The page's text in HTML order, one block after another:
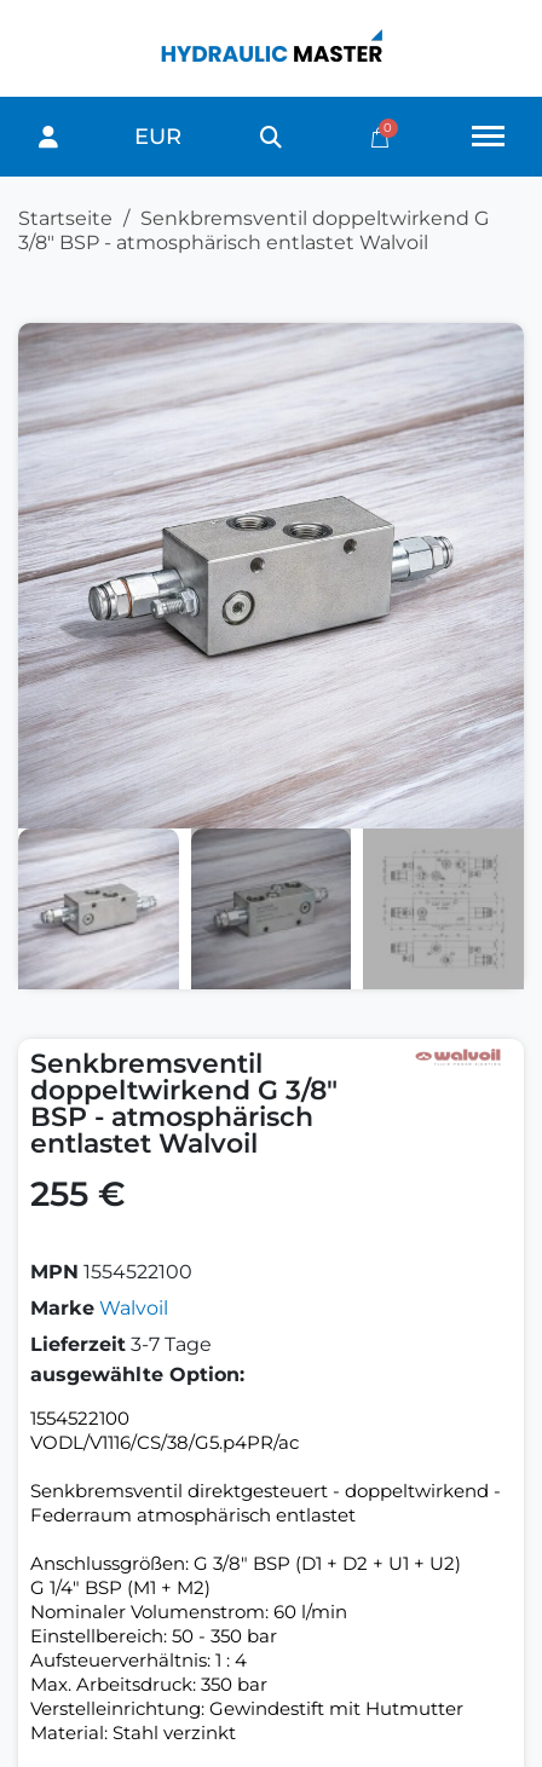
EUR
Startseite
Senkbremsventil doppeltwirkend G
3/8" BSP - atmosphärisch entlastet Walvoil
Senkbremsventil
doppeltwirkend G 3/8"
BSP - atmosphärisch
entlastet Walvoil
255 €
MPN 1554522100
Marke Walvoil
Lieferzeit 3-7 Tage
ausgewählte Option:
1554522100
VODL/V1116/CS/38/G5.p4PR/ac
Senkbremsventil direktgesteuert - doppeltwirkend -
Federraum atmosphärisch entlastet
Anschlussgrößen: G 3/8" BSP (D1 + D2 + U1 + U2)
G 1/4" BSP (M1 + M2)
Nominaler Volumenstrom: 60 l/min
Einstellbereich: 50 - 350 bar
Aufsteuerverhältnis: 1 : 4
Max. Arbeitsdruck: 350 bar
Verstelleinrichtung: Gewindestift mit Hutmutter
Material: Stahl verzinkt